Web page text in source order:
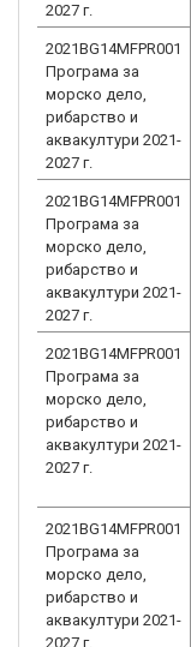
2027 г.
2021BG14MFPR001
Програма за
морско дело,
рибарство и
аквакултури 2021-
2027 г.
2021BG14MFPR001
Програма за
морско дело,
рибарство и
аквакултури 2021-
2027 г.
2021BG14MFPR001
Програма за
морско дело,
рибарство и
аквакултури 2021-
2027 г.
2021BG14MFPR001
Програма за
морско дело,
рибарство и
аквакултури 2021-
2027 г.